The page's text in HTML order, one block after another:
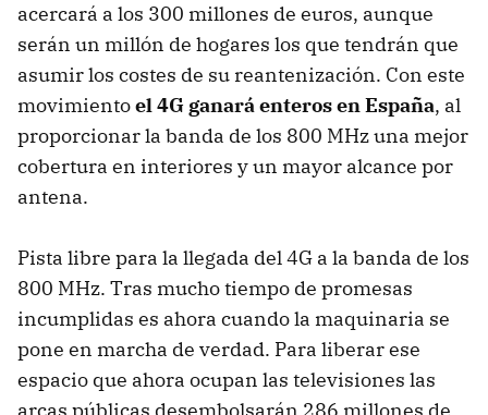
acercará a los 300 millones de euros, aunque
serán un millón de hogares los que tendrán que
asumir los costes de su reantenización. Con este
movimientoel 4G ganará enteros en España, al
proporcionar la banda de los 800 MHz una mejor
cobertura en interiores y un mayor alcance por
antena.
Pista libre para la llegada del 4G a la banda de los
800 MHz. Tras mucho tiempo de promesas
incumplidas es ahora cuando la maquinaria se
pone en marcha de verdad. Para liberar ese
espacio que ahora ocupan las televisiones las